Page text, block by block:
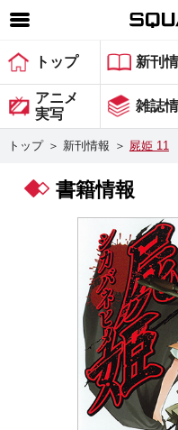
SQUARE ENIX 公
ゲーム
マガジン＆ブックス
グッズ
会社情報
スクウェア・エニックス サイト
トップ 新刊
アニメ
実写
雑誌
トップ ＞ 新刊情報 ＞ 屍姫 11
書籍情報